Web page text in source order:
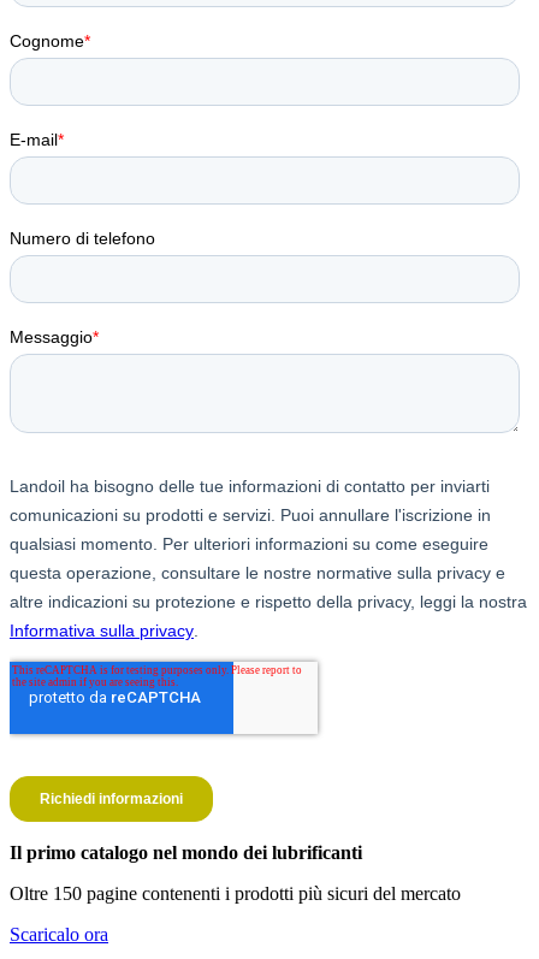
Il primo catalogo nel mondo dei lubrificanti
Oltre 150 pagine contenenti i prodotti più sicuri del mercato
Scaricalo ora